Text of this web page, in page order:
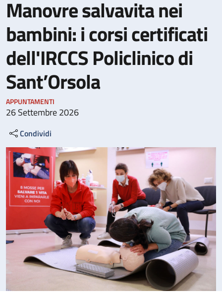
Manovre salvavita nei
bambini: i corsi certificati
dell'IRCCS Policlinico di
Sant’Orsola
APPUNTAMENTI
26 Settembre 2026
Condividi